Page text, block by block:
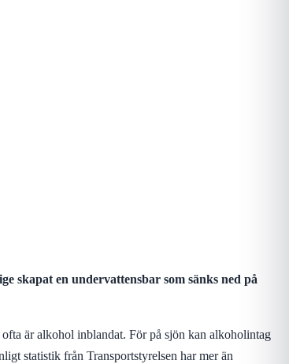
skapat en undervattensbar som sänks ned på
är alkohol inblandat. För på sjön kan alkoholintag
statistik från Transportstyrelsen har mer än